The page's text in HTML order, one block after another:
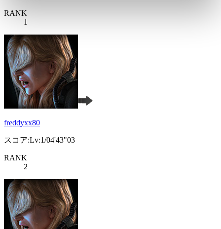
RANK
1
freddyxx80
スコア:Lv:1/04'43"03
RANK
2